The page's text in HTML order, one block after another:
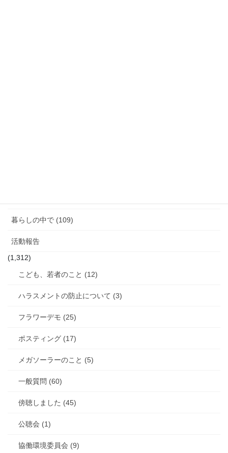
暮らしの中で (109)
活動報告
(1,312)
こども、若者のこと (12)
ハラスメントの防止について (3)
フラワーデモ (25)
ポスティング (17)
メガソーラーのこと (5)
一般質問 (60)
傍聴しました (45)
公聴会 (1)
協働環境委員会 (9)